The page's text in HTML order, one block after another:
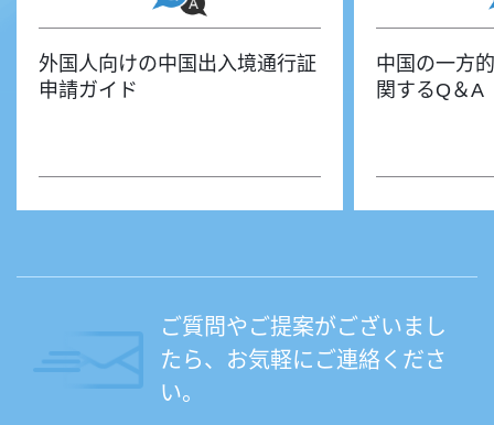
外国人向けの中国出入境通行証
申請ガイド
中国の一方
関するQ＆A
ご質問やご提案がございまし
たら、お気軽にご連絡くださ
い。